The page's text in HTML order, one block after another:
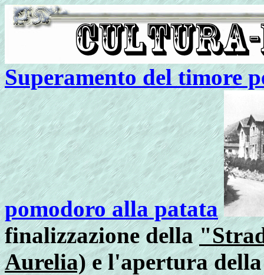
Superamento del timore
pomodoro alla patata
finalizzazione della
Aurelia)e l'apertura